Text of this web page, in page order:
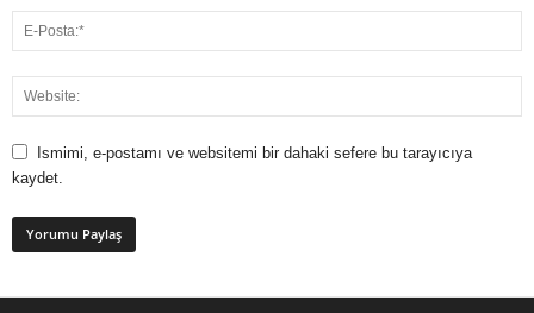
Ismimi, e-postamı ve websitemi bir dahaki sefere bu tarayıcıya
kaydet.